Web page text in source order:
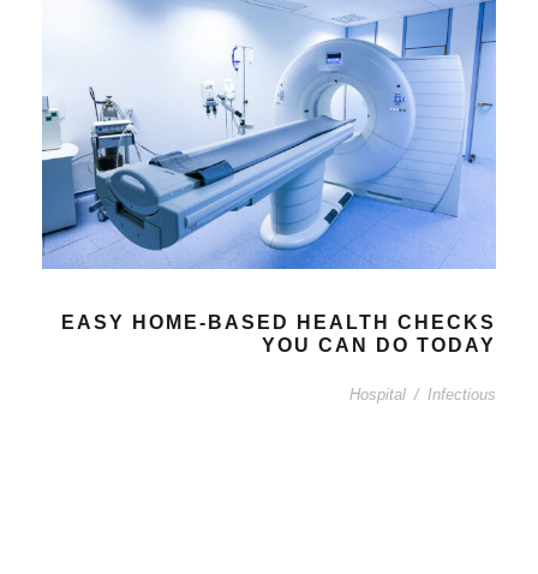
EASY HOME-BASED HEALTH CHECKS
YOU CAN DO TODAY
Hospital / Infectious